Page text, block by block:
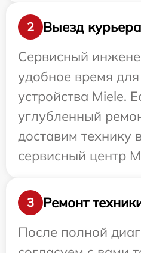
2
Выезд
Сервисный
удобное время
устройства Miele.
углубленный
доставим технику
сервисный центр
3
Ремонт
После полной